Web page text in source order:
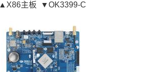
▲X86主板 ▼OK3399-C